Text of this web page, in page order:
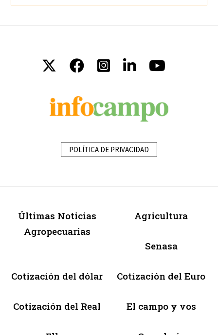
POLÍTICA DE PRIVACIDAD
Últimas Noticias
Agropecuarias
Agricultura
Senasa
Cotización del dólar Cotización del Euro
Cotización del Real El campo y vos